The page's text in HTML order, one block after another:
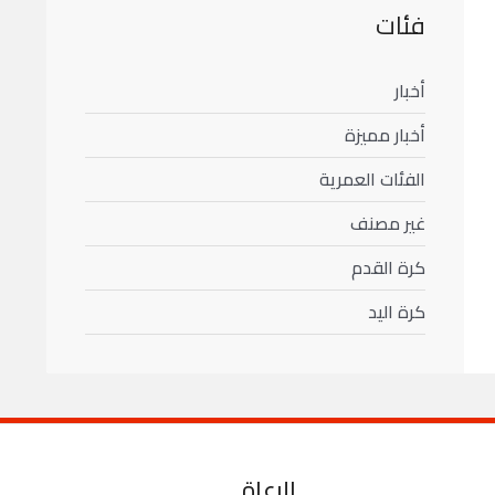
فئات
أخبار
أخبار مميزة
الفئات العمرية
غير مصنف
كرة القدم
كرة اليد